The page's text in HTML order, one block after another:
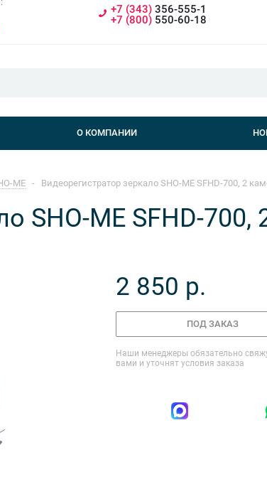
+7 (343) 356-555-1
+7 (800) 550-60-18
О КОМПАНИИ
ME - Видеорегистратор зеркало SHO-ME SFHD-700, 2
SHO-ME SFHD-
2 850 р.
ПОД ЗАКАЗ
Наши менеджеры обязательно
вами и уточнят условия заказа